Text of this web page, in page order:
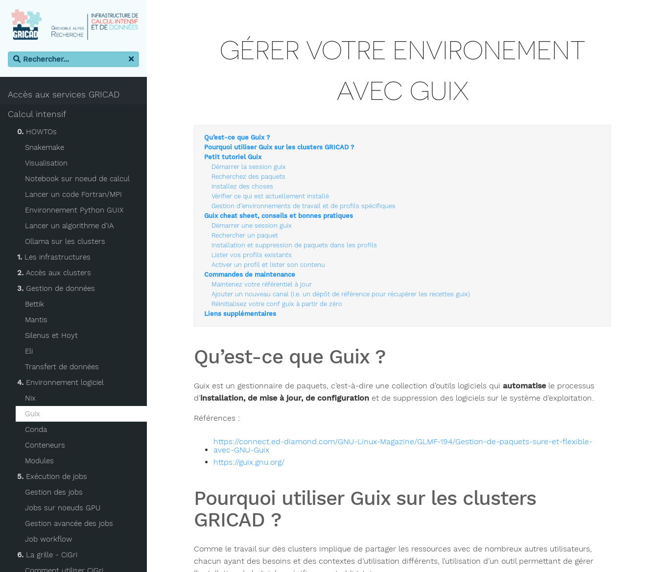
Accès aux services GRICAD
Calcul intensif
0. HOWTOs
Snakemake
Visualisation
Notebook sur noeud de calcul
Lancer un code Fortran/MPI
Environnement Python GUIX
Lancer un algorithme d'IA
Ollama sur les clusters
1. Les infrastructures
2. Accès aux clusters
3. Gestion de données
Bettik
Mantis
Silenus et Hoyt
Eli
Transfert de données
4. Environnement logiciel
Nix
Guix
Conda
Conteneurs
Modules
5. Exécution de jobs
Gestion des jobs
Jobs sur noeuds GPU
Gestion avancée des jobs
Job workflow
6. La grille - CiGri
GÉRER VOTRE ENVIRONEMENT
AVEC GUIX
Qu’est-ce que Guix ?
Pourquoi utiliser Guix sur les clusters GRICAD ?
Petit tutoriel Guix
Démarrer la session guix
Recherchez des paquets
Installez des choses
Vérifier ce qui est actuellement installé
Gestion d’environnements de travail et de profils spécifiques
Guix cheat sheet, conseils et bonnes pratiques
Démarrer une session guix
Rechercher un paquet
Installation et suppression de paquets dans les profils
Lister vos profils existants
Activer un profil et lister son contenu
Commandes de maintenance
Maintenez votre référentiel à jour
Ajouter un nouveau canal (i.e. un dépôt de référence pour récupérer les recettes guix)
Réinitialisez votre conf guix à partir de zéro
Liens supplémentaires
Qu’est-ce que Guix ?
Guix est un gestionnaire de paquets, c’est-à-dire une collection d’outils logiciels qui automatise le processus
d’installation, de mise à jour, de configuration et de suppression des logiciels sur le système d’exploitation.
Références :
https://connect.ed-diamond.com/GNU-Linux-Magazine/GLMF-194/Gestion-de-paquets-sure-et-flexible-
avec-GNU-Guix
https://guix.gnu.org/
Pourquoi utiliser Guix sur les clusters
GRICAD ?
Comme le travail sur des clusters implique de partager les ressources avec de nombreux autres utilisateurs,
chacun ayant des besoins et des contextes d’utilisation différents, l’utilisation d’un outil permettant de gérer